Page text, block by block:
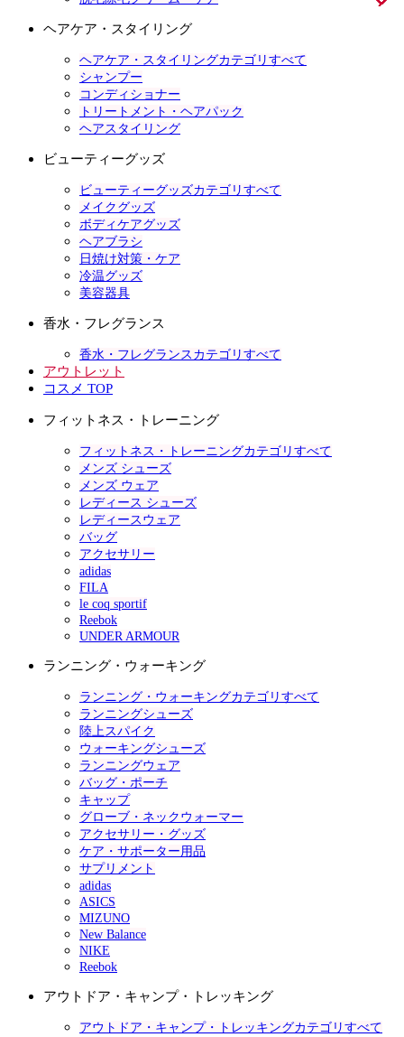
ヘアケア・スタイリング
ヘアケア・スタイリングカテゴリすべて
シャンプー
コンディショナー
トリートメント・ヘアパック
ヘアスタイリング
ビューティーグッズ
ビューティーグッズカテゴリすべて
メイクグッズ
ボディケアグッズ
ヘアブラシ
日焼け対策・ケア
冷温グッズ
美容器具
香水・フレグランス
香水・フレグランスカテゴリすべて
アウトレット
コスメ TOP
フィットネス・トレーニング
フィットネス・トレーニングカテゴリすべて
メンズ シューズ
メンズ ウェア
レディース シューズ
レディースウェア
バッグ
アクセサリー
adidas
FILA
le coq sportif
Reebok
UNDER ARMOUR
ランニング・ウォーキング
ランニング・ウォーキングカテゴリすべて
ランニングシューズ
陸上スパイク
ウォーキングシューズ
ランニングウェア
バッグ・ポーチ
キャップ
グローブ・ネックウォーマー
アクセサリー・グッズ
ケア・サポーター用品
サプリメント
adidas
ASICS
MIZUNO
New Balance
NIKE
Reebok
アウトドア・キャンプ・トレッキング
アウトドア・キャンプ・トレッキングカテゴリすべて